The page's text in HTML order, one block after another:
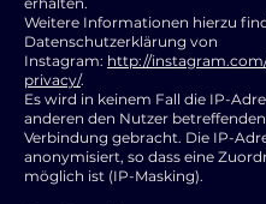
Weitere Informationen hierzu
Datenschutzerklärung von
Instagram: http://
privacy/.
Es wird in keinem Fall die IP-
anderen den Nutzer
Verbindung gebracht. Die IP-
anonymisiert, so dass eine
möglich ist (IP-Masking).